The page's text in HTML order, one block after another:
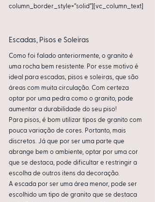
column_border_style=”solid”][vc_column_text]
Escadas, Pisos e Soleiras
Como foi falado anteriormente, o granito é
uma rocha bem resistente. Por esse motivo é
ideal para escadas, pisos e soleiras, que são
áreas com muita circulação. Com certeza
optar por uma pedra como o granito, pode
aumentar a durabilidade do seu piso!
Para pisos, é bom utilizar tipos de granito com
pouca variação de cores. Portanto, mais
discretos. Já que por ser uma parte que
abrange bem o ambiente, optar por uma cor
que se destaca, pode dificultar e restringir a
escolha de outros itens da decoração.
A escada por ser uma área menor, pode ser
escolhido um tipo de granito que se destaca